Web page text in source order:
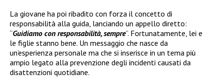
La giovane ha poi ribadito con forza il concetto di
responsabilità alla guida, lanciando un appello diretto:
“Guidiamo con responsabilità, sempre”. Fortunatamente, lei e
le figlie stanno bene. Un messaggio che nasce da
un’esperienza personale ma che si inserisce in un tema più
ampio legato alla prevenzione degli incidenti causati da
disattenzioni quotidiane.